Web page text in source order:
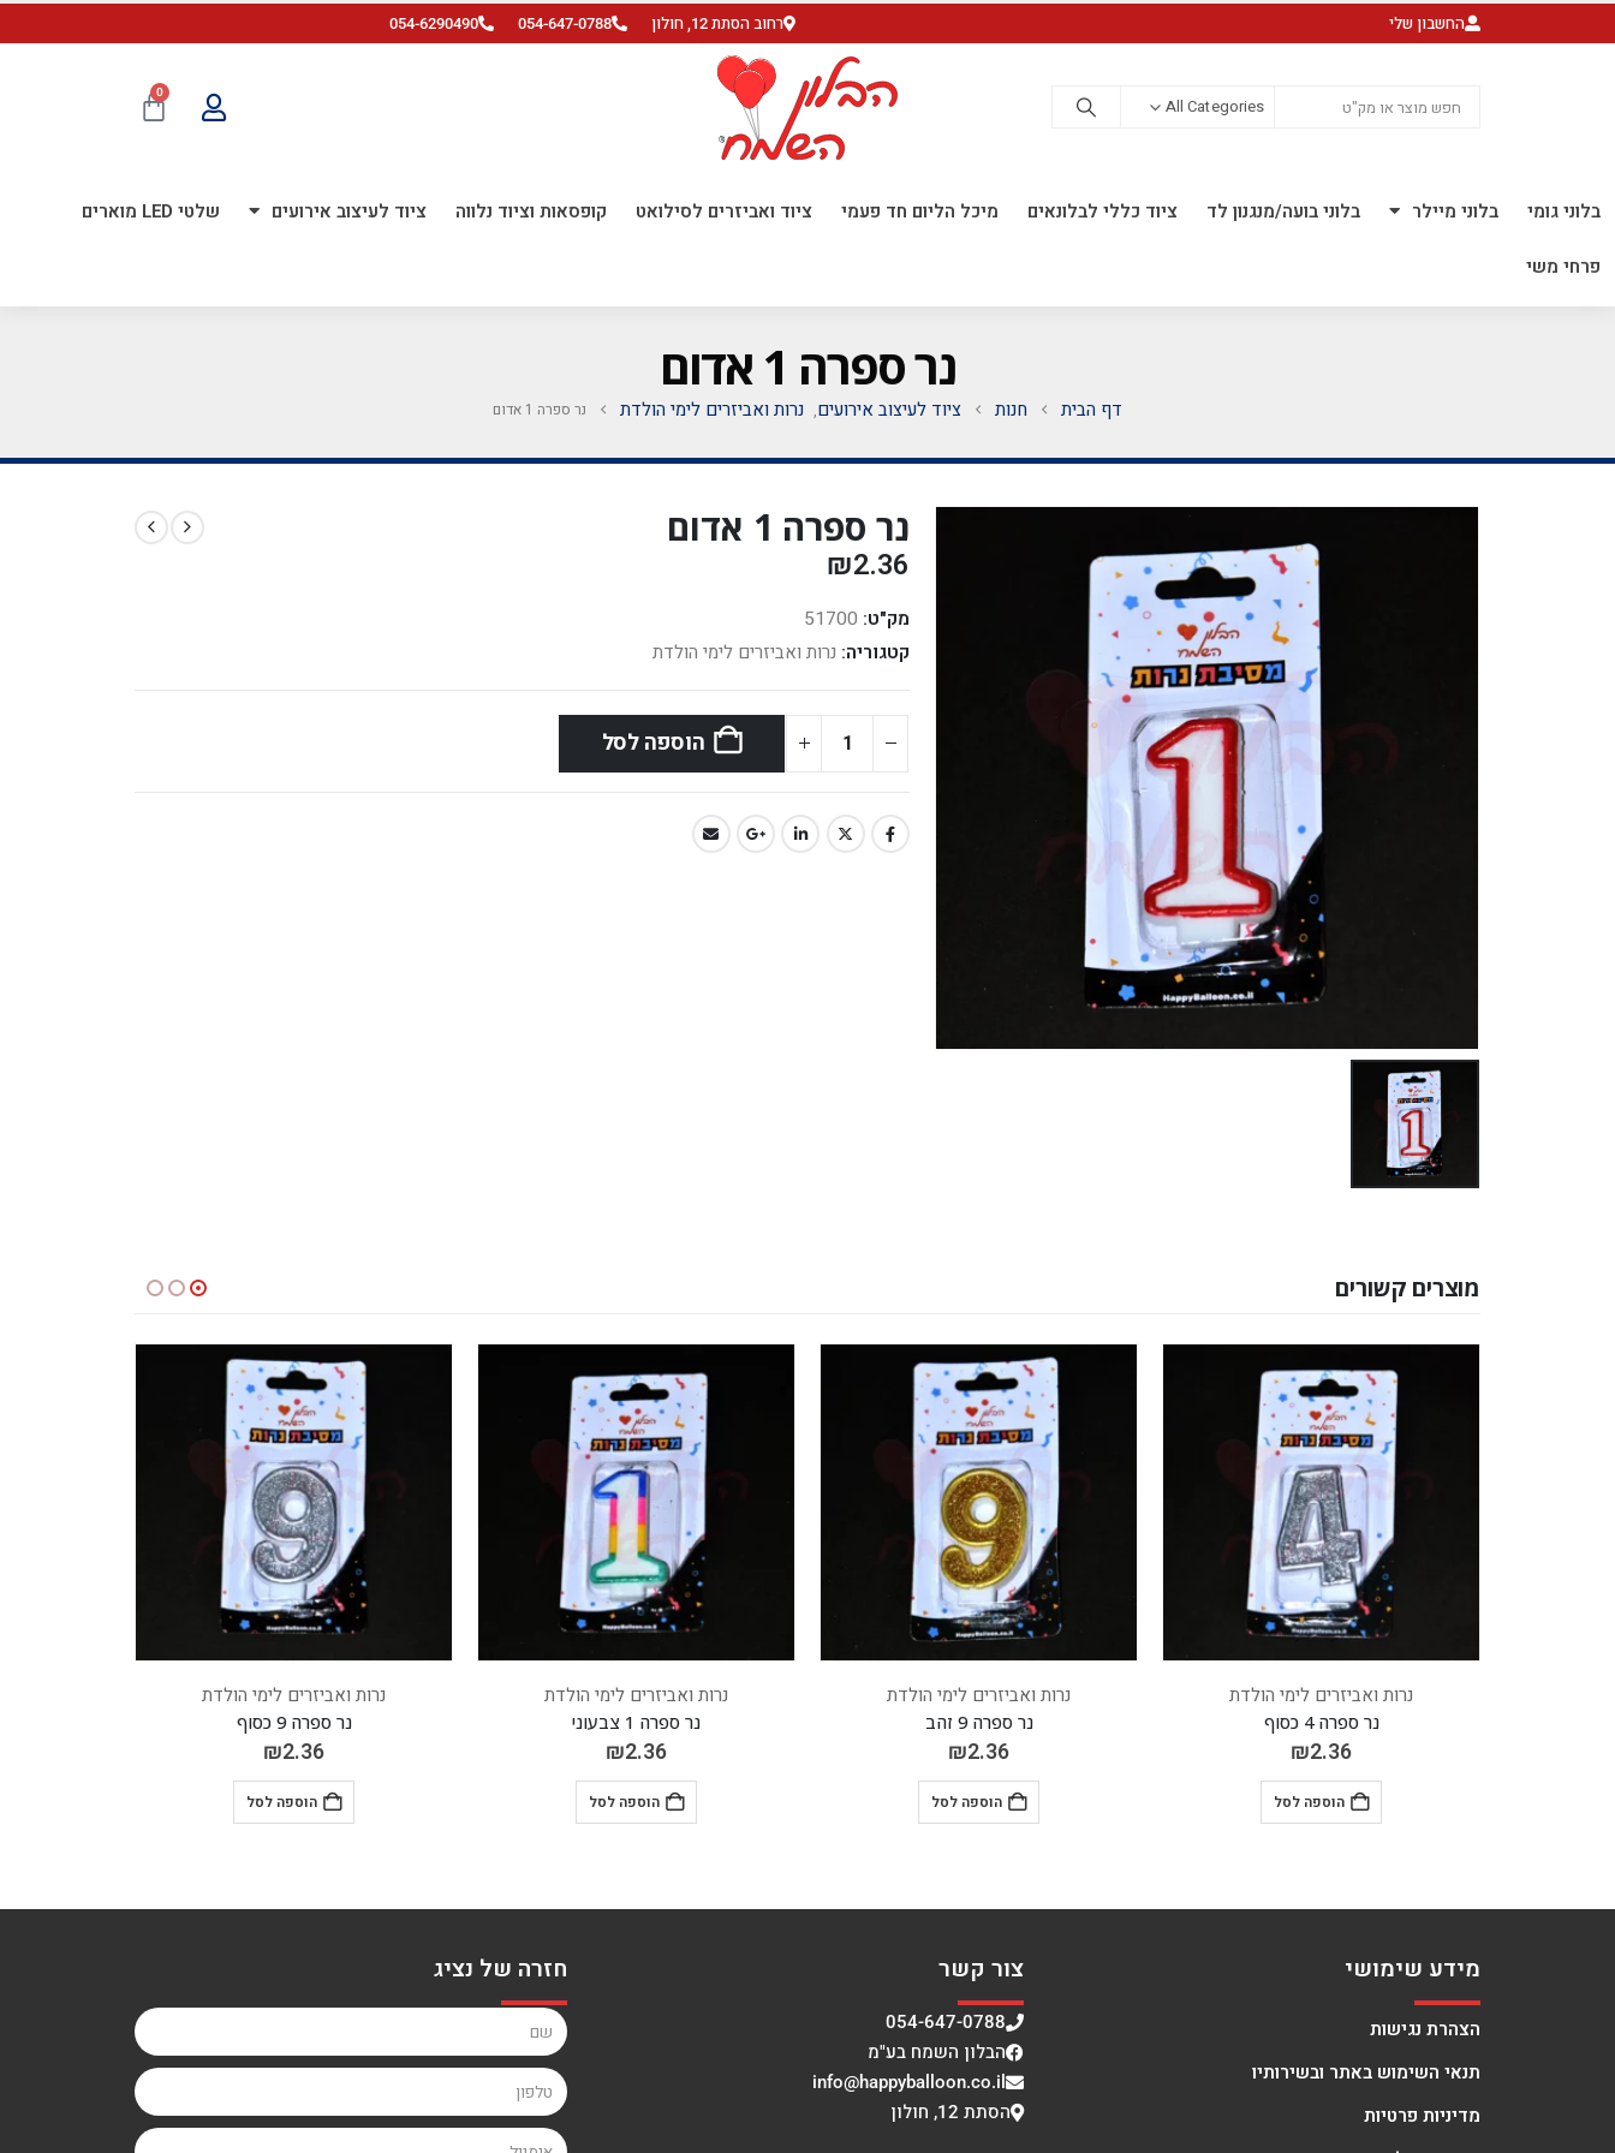
החשבון שלי רחוב הסתת 12, חולון 054-647-0788
054-6290490
All Categories
0
בלוני גומי בלוני מיילר בלוני בועה/מנגנון לד ציוד כללי לבלונאים מיכל הליום חד פעמי ציוד ואביזרים לסילואט קופסאות וציוד נלווה ציוד לעיצוב אירועים שלטי LED מוארים
פרחי משי
נר ספרה 1 אדום
דף הבית חנות ציוד לעיצוב אירועים, נרות ואביזרים לימי הולדת נר ספרה 1 אדום
נר ספרה 1 אדום
₪2.36
מק"ט: 51700
קטגוריה: נרות ואביזרים לימי הולדת
הוספה לסל
מוצרים קשורים
נרות ואביזרים לימי הולדת
נר ספרה 9 זהב
₪2.36
הוספה לסל
נרות ואביזרים לימי הולדת
נר ספרה 1 צבעוני
₪2.36
הוספה לסל
נרות ואביזרים לימי הולדת
נר ספרה 9 כסוף
₪2.36
הוספה לסל
נרות ואביזרים לימי הולדת
נר ספרה 7 כסוף
₪2.36
הוספה לסל
מידע שימושי
הצהרת נגישות
תנאי השימוש באתר ובשירותיו
מדיניות פרטיות
צור קשר
054-647-0788
הבלון השמח בע"מ
info@happyballoon.co.il
הסתת 12, חולון
חזרה של נציג